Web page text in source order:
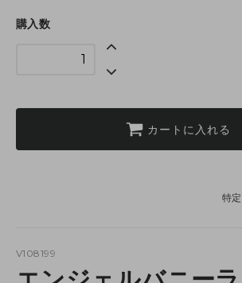
購入数
カートに入れる
特
V108199